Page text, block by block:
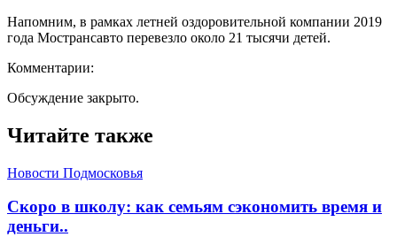
Напомним, в рамках летней оздоровительной компании 2019
года Мострансавто перевезло около 21 тысячи детей.
Комментарии:
Обсуждение закрыто.
Читайте также
Новости Подмосковья
Скоро в школу: как семьям сэкономить время и
деньги..